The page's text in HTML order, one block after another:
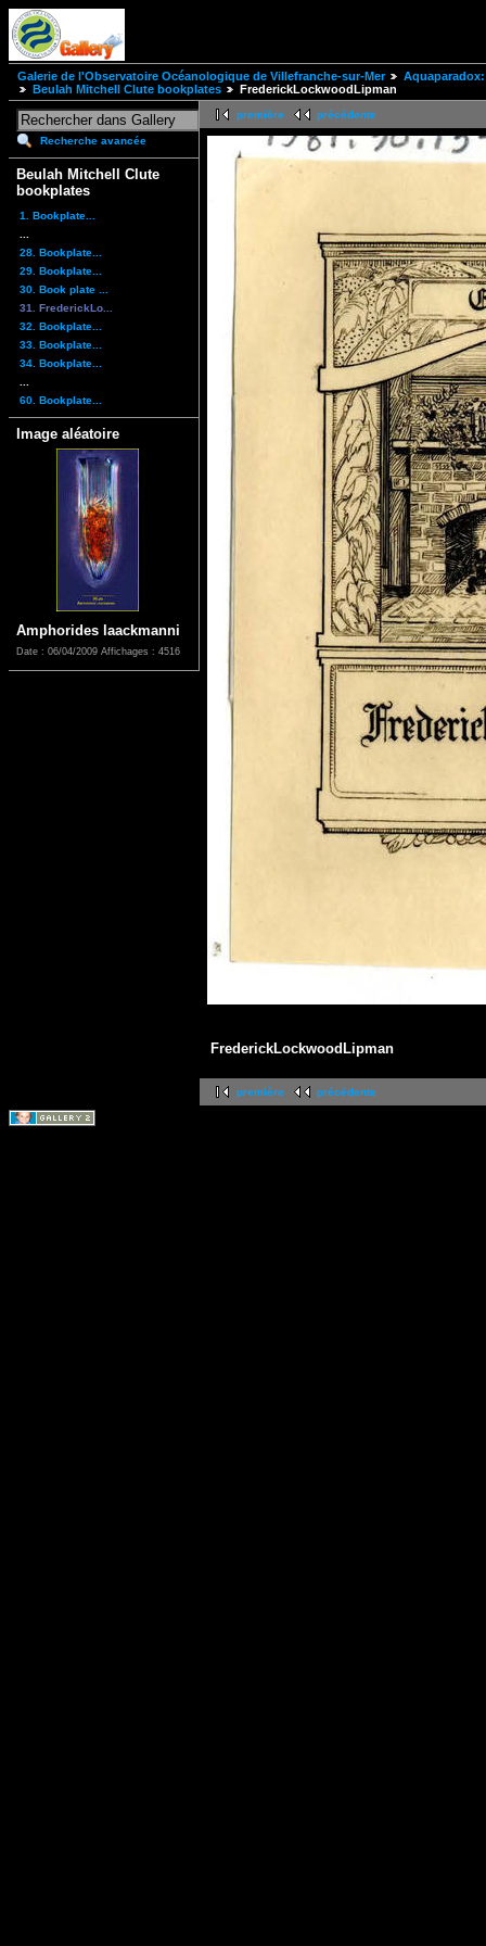
Galerie de l'Observatoire Océanologique de Villefranche-sur-Mer
Beulah Mitchell Clute bookplates
FrederickLockwoodLipman
Recherche avancée
Beulah Mitchell Clute
bookplates
1. Bookplate...
28. Bookplate...
29. Bookplate...
30. Book plate ...
31. FrederickLo...
32. Bookplate...
33. Bookplate...
34. Bookplate...
60. Bookplate...
Image aléatoire
Amphorides laackmanni
Date : 06/04/2009 Affichages : 4516
première précédente
FrederickLockwoodLipman
première précédente